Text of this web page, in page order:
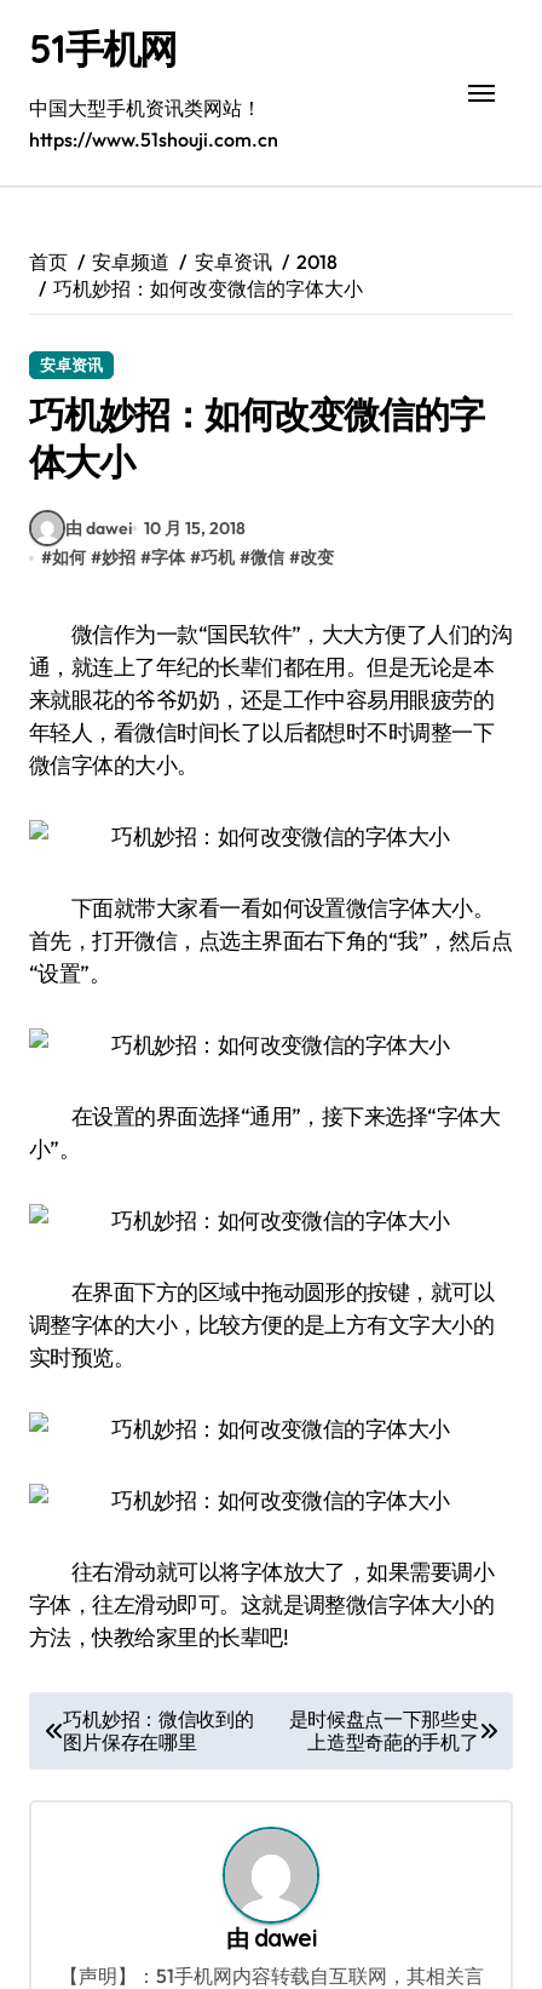
51手机网
中国大型手机资讯类网站！
https://www.51shouji.com.cn
首页 安卓频道 安卓资讯
2018
巧机妙招：如何改变微信的字体大小
安卓资讯
巧机妙招：如何改变微信的字
体大小
由 dawei 10 月 15, 2018
#如何 #妙招 #字体 #巧机 #微信 #改变
微信作为一款“国民软件”，大大方便了人们的沟
通，就连上了年纪的长辈们都在用。但是无论是本
来就眼花的爷爷奶奶，还是工作中容易用眼疲劳的
年轻人，看微信时间长了以后都想时不时调整一下
微信字体的大小。
下面就带大家看一看如何设置微信字体大小。
首先，打开微信，点选主界面右下角的“我”，然后点
“设置”。
在设置的界面选择“通用”，接下来选择“字体大
小”。
在界面下方的区域中拖动圆形的按键，就可以
调整字体的大小，比较方便的是上方有文字大小的
实时预览。
往右滑动就可以将字体放大了，如果需要调小
字体，往左滑动即可。这就是调整微信字体大小的
方法，快教给家里的长辈吧!
章
导
巧机妙招：微信收到的
图片保存在哪里
是时候盘点一下那些史
上造型奇葩的手机了
由 dawei
【声明】：51手机网内容转载自互联网，其相关言